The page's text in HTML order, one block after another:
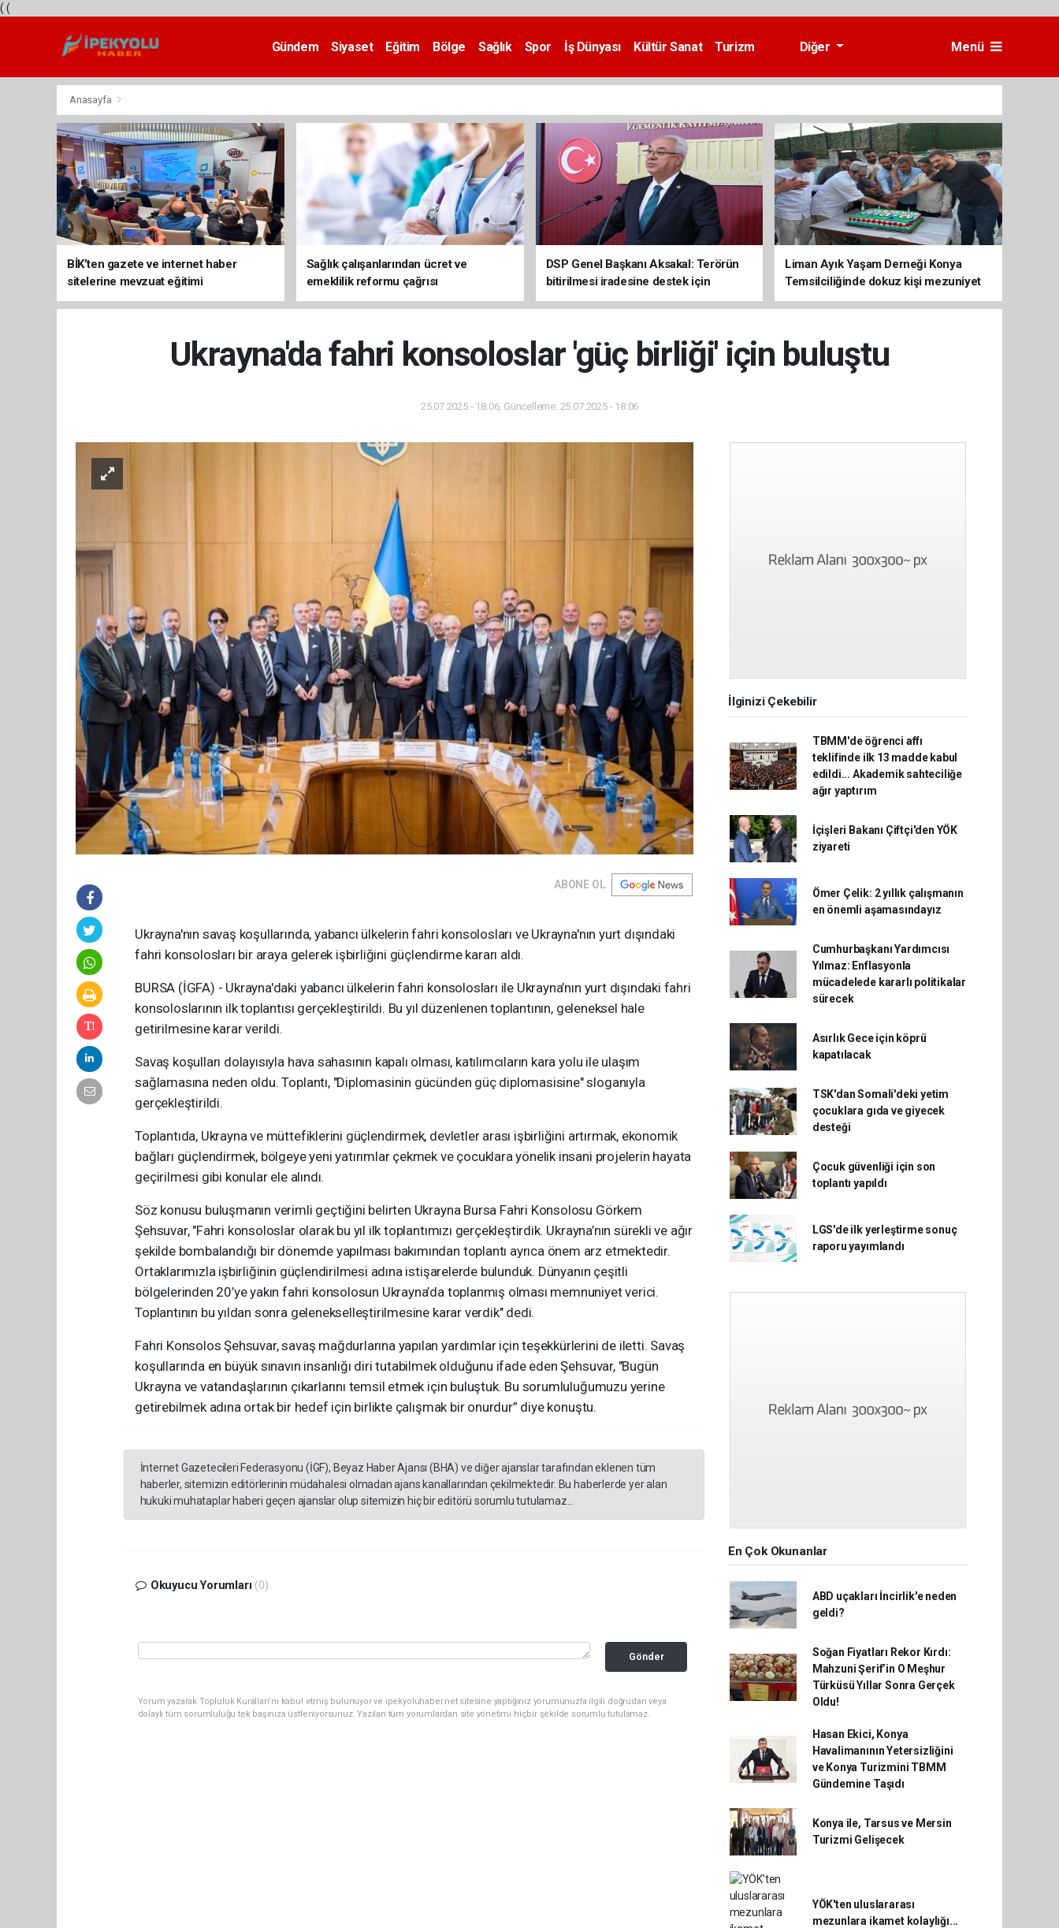
( (
Gündem Siyaset Eğitim Bölge Sağlık Spor İş Dünyası Kültür Sanat
Turizm
Diğer Menü
Anasayfa
BİK’ten gazete ve internet haber
sitelerine mevzuat eğitimi
Sağlık çalışanlarından ücret ve
emeklilik reformu çağrısı
DSP Genel Başkanı Aksakal: Terörün
bitirilmesi iradesine destek için
imzalayacağım
Liman Ayık Yaşam Derneği Konya
Temsilciliğinde dokuz kişi mezuniyet
sevinci yaşadı
Ukrayna'da fahri konsoloslar 'güç birliği' için buluştu
25.07.2025 - 18:06, Güncelleme: 25.07.2025 - 18:06
ABONE OL
Ukrayna'nın savaş koşullarında, yabancı ülkelerin fahri konsolosları ve Ukrayna'nın yurt dışındaki
fahri konsolosları bir araya gelerek işbirliğini güçlendirme kararı aldı.
BURSA (İGFA) - Ukrayna'daki yabancı ülkelerin fahri konsolosları ile Ukrayna’nın yurt dışındaki fahri
konsoloslarının ilk toplantısı gerçekleştirildi. Bu yıl düzenlenen toplantının, geleneksel hale
getirilmesine karar verildi.
Savaş koşulları dolayısıyla hava sahasının kapalı olması, katılımcıların kara yolu ile ulaşım
sağlamasına neden oldu. Toplantı, "Diplomasinin gücünden güç diplomasisine" sloganıyla
gerçekleştirildi.
Toplantıda, Ukrayna ve müttefiklerini güçlendirmek, devletler arası işbirliğini artırmak, ekonomik
bağları güçlendirmek, bölgeye yeni yatırımlar çekmek ve çocuklara yönelik insani projelerin hayata
geçirilmesi gibi konular ele alındı.
Söz konusu buluşmanın verimli geçtiğini belirten Ukrayna Bursa Fahri Konsolosu Görkem
Şehsuvar, "Fahri konsoloslar olarak bu yıl ilk toplantımızı gerçekleştirdik. Ukrayna’nın sürekli ve ağır
şekilde bombalandığı bir dönemde yapılması bakımından toplantı ayrıca önem arz etmektedir.
Ortaklarımızla işbirliğinin güçlendirilmesi adına istişarelerde bulunduk. Dünyanın çeşitli
bölgelerinden 20’ye yakın fahri konsolosun Ukrayna’da toplanmış olması memnuniyet verici.
Toplantının bu yıldan sonra gelenekselleştirilmesine karar verdik" dedi.
Fahri Konsolos Şehsuvar, savaş mağdurlarına yapılan yardımlar için teşekkürlerini de iletti. Savaş
koşullarında en büyük sınavın insanlığı diri tutabilmek olduğunu ifade eden Şehsuvar, "Bugün
Ukrayna ve vatandaşlarının çıkarlarını temsil etmek için buluştuk. Bu sorumluluğumuzu yerine
getirebilmek adına ortak bir hedef için birlikte çalışmak bir onurdur” diye konuştu.
İnternet Gazetecileri Federasyonu (İGF), Beyaz Haber Ajansı (BHA) ve diğer ajanslar tarafından eklenen tüm
haberler, sitemizin editörlerinin müdahalesi olmadan ajans kanallarından çekilmektedir. Bu haberlerde yer alan
hukuki muhataplar haberi geçen ajanslar olup sitemizin hiç bir editörü sorumlu tutulamaz...
Okuyucu Yorumları (0)
Gönder
Yorum yazarak Topluluk Kuralları’nı kabul etmiş bulunuyor ve ipekyoluhaber.net sitesine yaptığınız yorumunuzla ilgili doğrudan veya
dolaylı tüm sorumluluğu tek başınıza üstleniyorsunuz. Yazılan tüm yorumlardan site yönetimi hiçbir şekilde sorumlu tutulamaz.
İlginizi Çekebilir
TBMM'de öğrenci affı
teklifinde ilk 13 madde kabul
edildi... Akademik sahteciliğe
ağır yaptırım
İçişleri Bakanı Çiftçi'den YÖK
ziyareti
Ömer Çelik: 2 yıllık çalışmanın
en önemli aşamasındayız
Cumhurbaşkanı Yardımcısı
Yılmaz: Enflasyonla
mücadelede kararlı politikalar
sürecek
Asırlık Gece için köprü
kapatılacak
TSK'dan Somali'deki yetim
çocuklara gıda ve giyecek
desteği
Çocuk güvenliği için son
toplantı yapıldı
LGS'de ilk yerleştirme sonuç
raporu yayımlandı
En Çok Okunanlar
ABD uçakları İncirlik'e neden
geldi?
Soğan Fiyatları Rekor Kırdı:
Mahzuni Şerif’in O Meşhur
Türküsü Yıllar Sonra Gerçek
Oldu!
Hasan Ekici, Konya
Havalimanının Yetersizliğini
ve Konya Turizmini TBMM
Gündemine Taşıdı
Konya ile, Tarsus ve Mersin
Turizmi Gelişecek
YÖK'ten uluslararası
mezunlara ikamet kolaylığı...